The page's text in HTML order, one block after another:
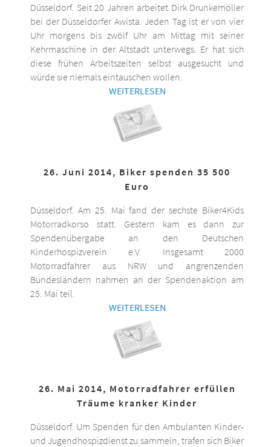
Düsseldorf. Seit 20 Jahren arbeitet Dirk Drunkemöller
bei der Düsseldorfer Awista. Jeden Tag ist er von vier
Uhr morgens bis zwölf Uhr am Mittag mit seiner
Kehrmaschine in der Altstadt unterwegs. Er hat sich
diese frühen Arbeitszeiten selbst ausgesucht und
würde sie niemals eintauschen wollen.
WEITERLESEN
26. Juni 2014, Biker spenden 35 500
Euro
Düsseldorf. Am 25. Mai fand der sechste Biker4Kids
Motorradkorso statt. Gestern kam es dann zur
Spendenübergabe an den Deutschen
Kinderhospizverein e.V. Insgesamt 2000
Motorradfahrer aus NRW und angrenzenden
Bundesländern nahmen an der Spendenaktion am
25. Mai teil.
WEITERLESEN
26. Mai 2014, Motorradfahrer erfüllen
Träume kranker Kinder
Düsseldorf. Um Spenden für den Ambulanten Kinder-
und Jugendhospizdienst zu sammeln, trafen sich Biker